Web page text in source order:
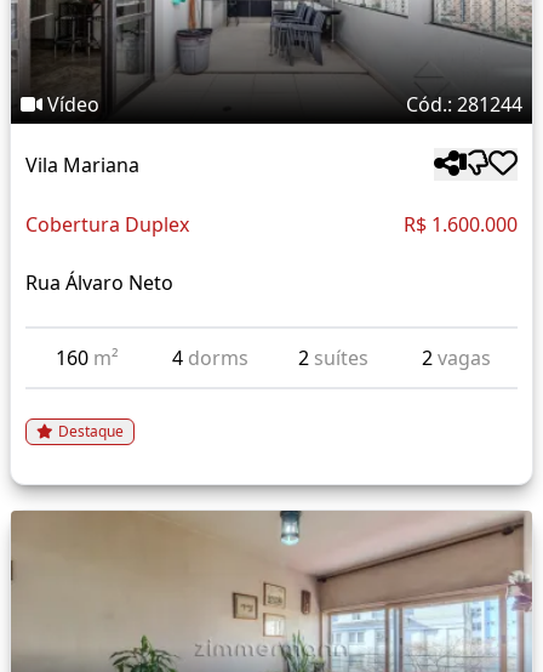
Vídeo Cód.: 281244
Vila Mariana
Cobertura Duplex R$ 1.600.000
Rua Álvaro Neto
160 m² 4 dorms 2 suítes 2vagas
Destaque